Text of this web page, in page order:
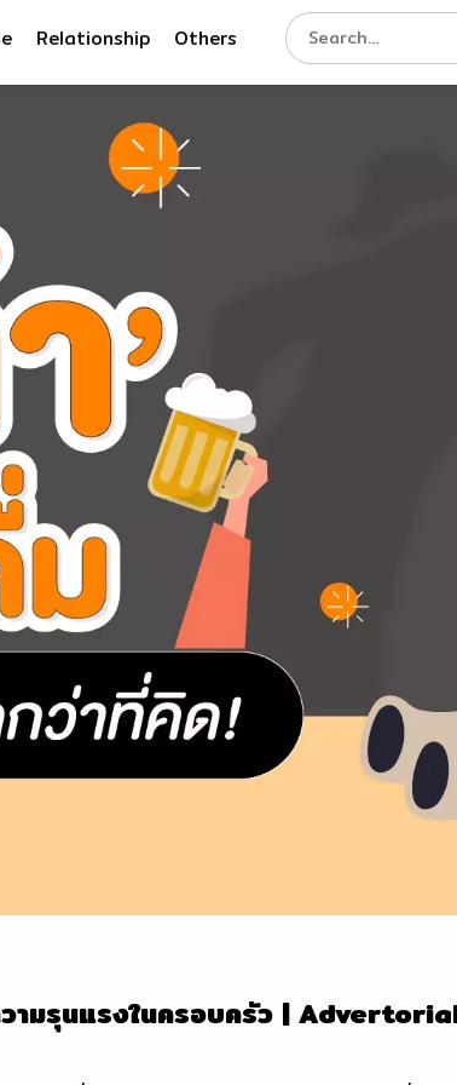
Relationship Others
ามรุนแรงในครอบครัว |